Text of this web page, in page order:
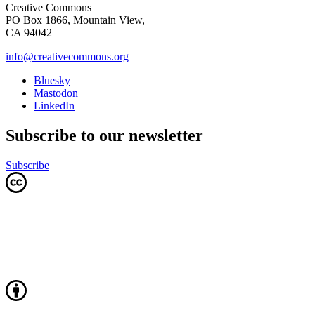
Creative Commons
PO Box 1866, Mountain View,
CA 94042
info@creativecommons.org
Bluesky
Mastodon
LinkedIn
Subscribe to our newsletter
Subscribe